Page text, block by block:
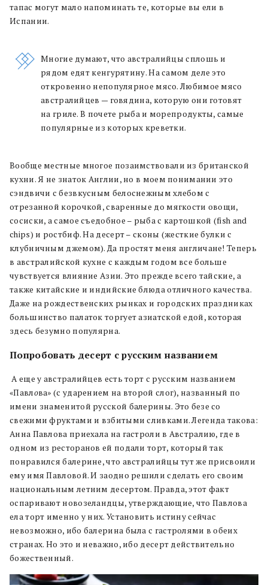
тапас могут мало напоминать те, которые вы ели в
Испании.
Многие думают, что австралийцы сплошь и
рядом едят кенгурятину. На самом деле это
откровенно непопулярное мясо. Любимое мясо
австралийцев — говядина, которую они готовят
на гриле. В почете рыба и морепродукты, самые
популярные из которых креветки.
Вообще местные многое позаимствовали из британской
кухни. Я не знаток Англии, но в моем понимании это
сэндвичи с безвкусным белоснежным хлебом с
отрезанной корочкой, сваренные до мягкости овощи,
сосиски, а самое съедобное – рыба с картошкой (fish and
chips) и ростбиф. На десерт – сконы (жесткие булки с
клубничным джемом). Да простят меня англичане! Теперь
в австралийской кухне с каждым годом все больше
чувствуется влияние Азии. Это прежде всего тайские, а
также китайские и индийские блюда отличного качества.
Даже на рождественских рынках и городских праздниках
большинство палаток торгует азиатской едой, которая
здесь безумно популярна.
Попробовать десерт с русским названием
А еще у австралийцев есть торт с русским названием
«Павлова» (с ударением на второй слог), названный по
имени знаменитой русской балерины. Это безе со
свежими фруктами и взбитыми сливками. Легенда такова:
Анна Павлова приехала на гастроли в Австралию, где в
одном из ресторанов ей подали торт, который так
понравился балерине, что австралийцы тут же присвоили
ему имя Павловой. И заодно решили сделать его своим
национальным летним десертом. Правда, этот факт
оспаривают новозеландцы, утверждающие, что Павлова
ела торт именно у них. Установить истину сейчас
невозможно, ибо балерина была с гастролями в обеих
странах. Но это и неважно, ибо десерт действительно
божественный.